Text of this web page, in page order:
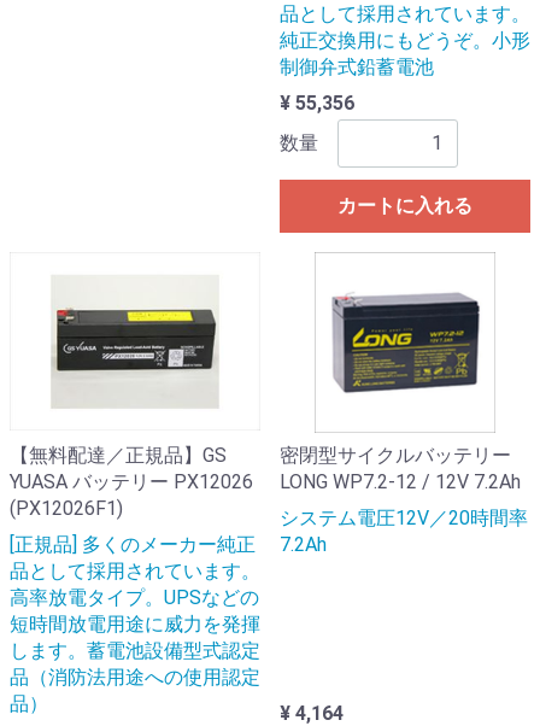
品として採用されています。
純正交換用にもどうぞ。小形
制御弁式鉛蓄電池
¥ 55,356
数量
カートに入れる
【無料配達／正規品】GS
YUASA バッテリー PX12026
(PX12026F1)
[正規品] 多くのメーカー純正
品として採用されています。
高率放電タイプ。UPSなどの
短時間放電用途に威力を発揮
します。蓄電池設備型式認定
品（消防法用途への使用認定
品）
密閉型サイクルバッテリー
LONG WP7.2-12 / 12V 7.2Ah
システム電圧12V／20時間率
7.2Ah
¥ 4,164